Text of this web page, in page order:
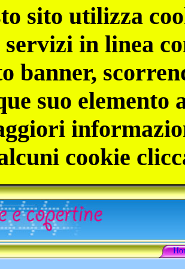
sito utilizza
in linea
banner,
suo elemento
cookie